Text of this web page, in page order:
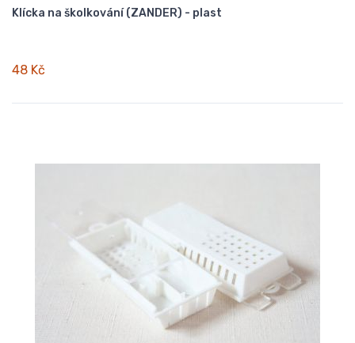
Klícka na školkování (ZANDER) - plast
48 Kč